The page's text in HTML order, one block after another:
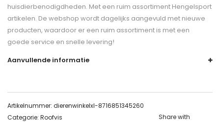
huisdierbenodigdheden. Met een ruim assortiment Hengelsport
artikelen. De webshop wordt dagelijks aangevuld met nieuwe
producten, waardoor er een ruim assortiment is met een
goede service en snelle levering!
Aanvullende informatie
Artikelnummer: dierenwinkelxl-8716851345260
Categorie: Roofvis Share with